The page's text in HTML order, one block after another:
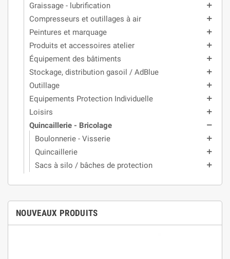
Graissage - lubrification add
Compresseurs et outillages à air add
Peintures et marquage add
Produits et accessoires atelier add
Équipement des bâtiments add
Stockage, distribution gasoil / AdBlue add
Outillage add
Equipements Protection Individuelle add
Loisirs add
Quincaillerie - Bricolage remove
Boulonnerie - Visserie add
Quincaillerie add
Sacs à silo / bâches de protection add
NOUVEAUX PRODUITS